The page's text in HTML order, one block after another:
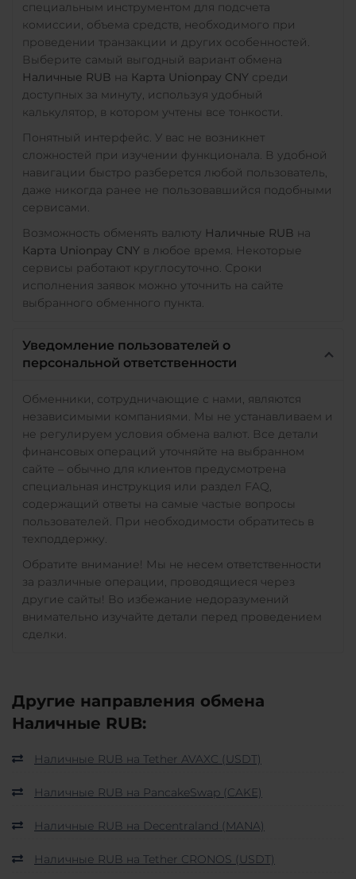
специальным инструментом для подсчета
комиссии, объема средств, необходимого при
проведении транзакции и других особенностей.
Выберите самый выгодный вариант обмена
Наличные RUB на Карта Unionpay CNY среди
доступных за минуту, используя удобный
калькулятор, в котором учтены все тонкости.
Понятный интерфейс. У вас не возникнет
сложностей при изучении функционала. В удобной
навигации быстро разберется любой пользователь,
даже никогда ранее не пользовавшийся подобными
сервисами.
Возможность обменять валюту Наличные RUB на
Карта Unionpay CNY в любое время. Некоторые
сервисы работают круглосуточно. Сроки
исполнения заявок можно уточнить на сайте
выбранного обменного пункта.
Уведомление пользователей о
персональной ответственности
Обменники, сотрудничающие с нами, являются
независимыми компаниями. Мы не устанавливаем и
не регулируем условия обмена валют. Все детали
финансовых операций уточняйте на выбранном
сайте – обычно для клиентов предусмотрена
специальная инструкция или раздел FAQ,
содержащий ответы на самые частые вопросы
пользователей. При необходимости обратитесь в
техподдержку.
Обратите внимание! Мы не несем ответственности
за различные операции, проводящиеся через
другие сайты! Во избежание недоразумений
внимательно изучайте детали перед проведением
сделки.
Другие направления обмена
Наличные RUB:
Наличные RUB на Tether AVAXC (USDT)
Наличные RUB на PancakeSwap (CAKE)
Наличные RUB на Decentraland (MANA)
Наличные RUB на Tether CRONOS (USDT)